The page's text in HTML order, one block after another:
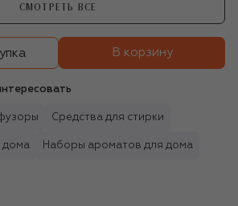
СМОТРЕТЬ ВСЕ
В корзину
Средства для стирки
дома Наборы ароматов для дома